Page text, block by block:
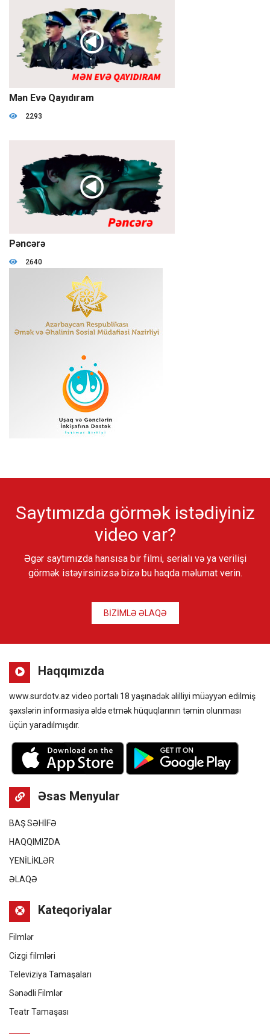
1:18:45
Mən Evə Qayıdıram
2293
Pəncərə
2640
Saytımızda görmək istədiyiniz
video var?
Əgər saytımızda hansısa bir filmi, serialı və ya verilişi
görmək istəyirsinizsə bizə bu haqda məlumat verin.
BİZİMLƏ ƏLAQƏ
Haqqımızda
www.surdotv.az video portalı 18 yaşınadək əlilliyi müəyyən edilmiş
şəxslərin informasiya əldə etmək hüquqlarının təmin olunması
üçün yaradılmışdır.
Əsas Menyular
BAŞ SƏHİFƏ
HAQQIMIZDA
YENİLİKLƏR
ƏLAQƏ
Kateqoriyalar
Filmlər
Cizgi filmləri
Televiziya Tamaşaları
Sənədli Filmlər
Teatr Tamaşası